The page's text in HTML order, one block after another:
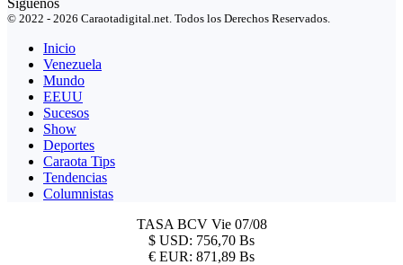
© 2022 - 2026 Caraotadigital.net. Todos los Derechos Reservados.
Inicio
Venezuela
Mundo
EEUU
Sucesos
Show
Deportes
Caraota Tips
Tendencias
Columnistas
TASA BCV Vie 07/08
$ USD: 756,70 Bs
€ EUR: 871,89 Bs